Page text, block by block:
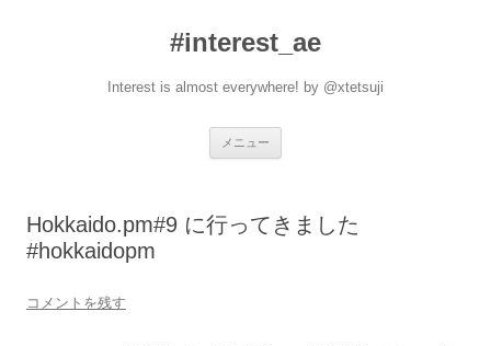
#interest_ae
Interest is almost everywhere! by @xtetsuji
メニュー
ス
キ
Hokkaido.pm#9 に行ってきました
#hokkaidopm
コメントを残す